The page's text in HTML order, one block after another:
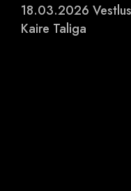
18.03.2026
Kaire Taliga